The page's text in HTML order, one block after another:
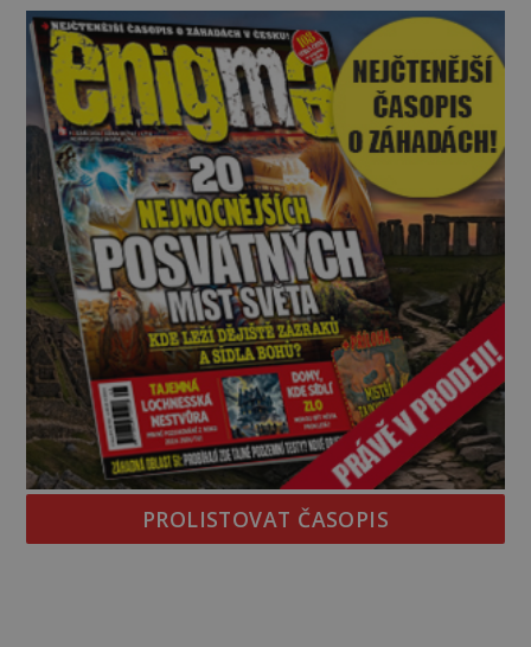
dost. Čas pracuje pro obléhatele. Ve městě ubývají
zásoby a každý den znamená další porci strádá
PROLISTOVAT ČASOPIS